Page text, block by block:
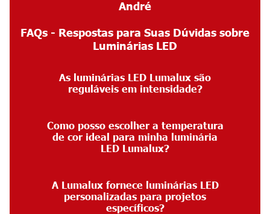
André
FAQs - Respostas para Suas Dúvidas sobre
Luminárias LED
As luminárias LED Lumalux são
reguláveis em intensidade?
Como posso escolher a temperatura
de cor ideal para minha luminária
LED Lumalux?
A Lumalux fornece luminárias LED
personalizadas para projetos
específicos?